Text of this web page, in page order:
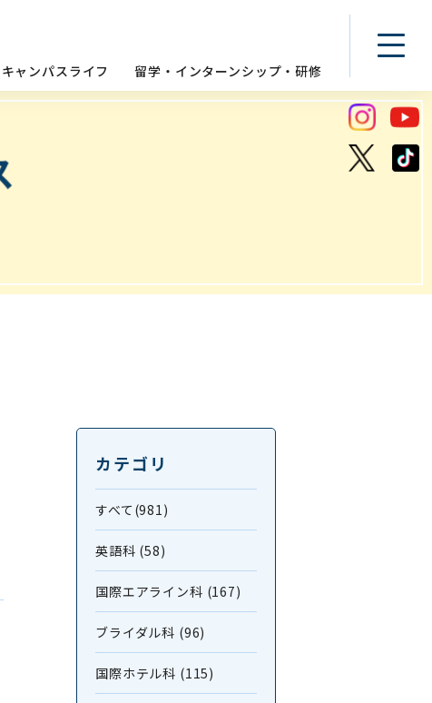
キャンパスライフ 留学・インターンシップ・研修
カテゴリ
すべて(981)
英語科 (58)
国際エアライン科 (167)
ブライダル科 (96)
国際ホテル科 (115)